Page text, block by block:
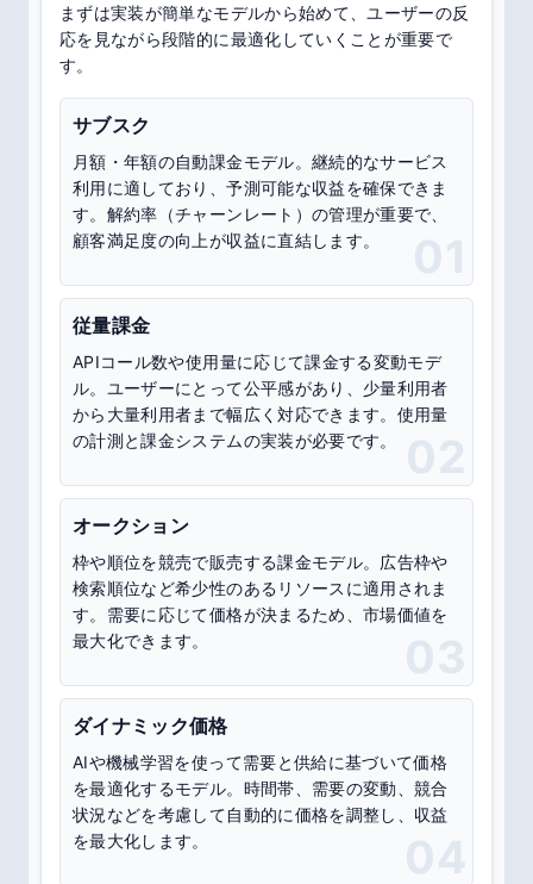
まずは実装が簡単なモデルから始めて、ユーザーの反
応を見ながら段階的に最適化していくことが重要で
す。
サブスク
月額・年額の自動課金モデル。継続的なサービス
利用に適しており、予測可能な収益を確保できま
す。解約率（チャーンレート）の管理が重要で、
顧客満足度の向上が収益に直結します。
従量課金
APIコール数や使用量に応じて課金する変動モデ
ル。ユーザーにとって公平感があり、少量利用者
から大量利用者まで幅広く対応できます。使用量
の計測と課金システムの実装が必要です。
オークション
枠や順位を競売で販売する課金モデル。広告枠や
検索順位など希少性のあるリソースに適用されま
す。需要に応じて価格が決まるため、市場価値を
最大化できます。
ダイナミック価格
AIや機械学習を使って需要と供給に基づいて価格
を最適化するモデル。時間帯、需要の変動、競合
状況などを考慮して自動的に価格を調整し、収益
を最大化します。